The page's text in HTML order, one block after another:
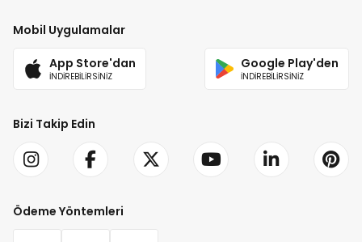
Mobil Uygulamalar
App Store'dan
İNDİREBİLİRSİNİZ
Google Play'den
İNDİREBİLİRSİNİZ
Bizi Takip Edin
Ödeme Yöntemleri